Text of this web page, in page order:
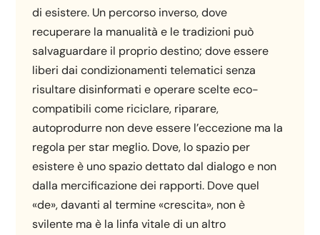
di esistere. Un percorso inverso, dove
recuperare la manualità e le tradizioni può
salvaguardare il proprio destino; dove essere
liberi dai condizionamenti telematici senza
risultare disinformati e operare scelte eco-
compatibili come riciclare, riparare,
autoprodurre non deve essere l’eccezione ma la
regola per star meglio. Dove, lo spazio per
esistere è uno spazio dettato dal dialogo e non
dalla mercificazione dei rapporti. Dove quel
«de», davanti al termine «crescita», non è
svilente ma è la linfa vitale di un altro